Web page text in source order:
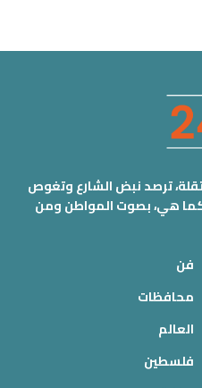
ترصد نبض الشارع وتغوص
هي، بصوت المواطن ومن
فن
محافظات
العالم
فلسطين